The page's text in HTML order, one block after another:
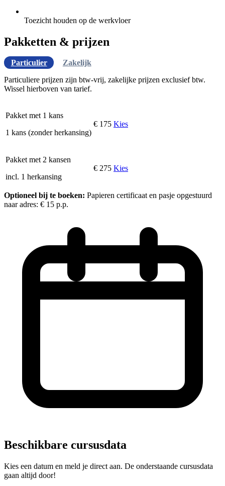
Toezicht houden op de werkvloer
Pakketten & prijzen
Particulier
Zakelijk
Particuliere prijzen zijn btw-vrij, zakelijke prijzen exclusief btw.
Wissel hierboven van tarief.
Pakket met 1 kans
1 kans (zonder herkansing)
€ 175 Kies
Pakket met 2 kansen
incl. 1 herkansing
€ 275 Kies
Optioneel bij te boeken: Papieren certificaat en pasje opgestuurd
naar adres: € 15 p.p.
Beschikbare cursusdata
Kies een datum en meld je direct aan. De onderstaande cursusdata
gaan altijd door!